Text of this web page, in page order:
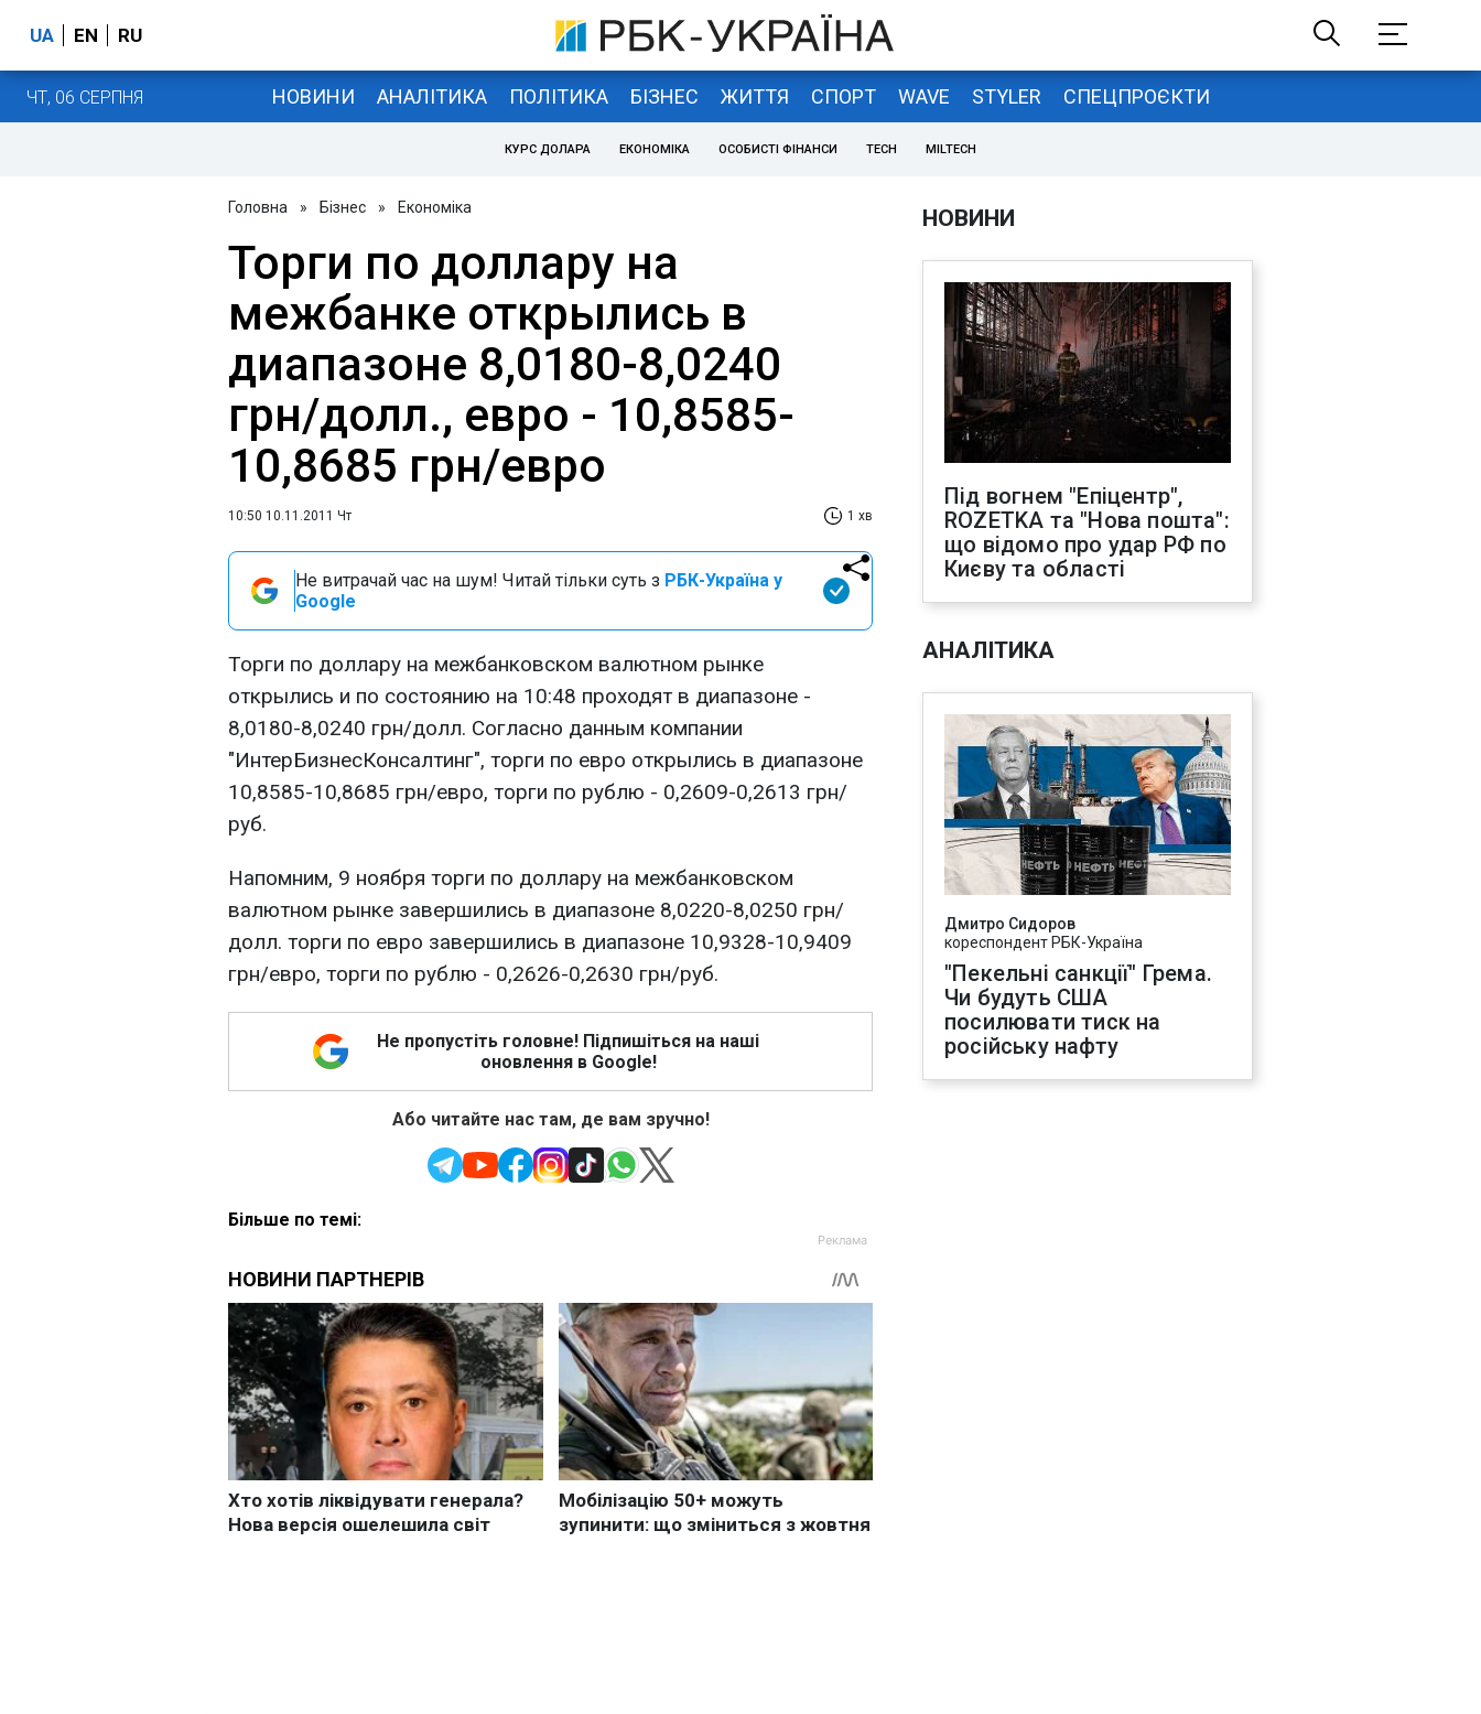
UA EN RU
ЧТ, 06 СЕРПНЯ НОВИНИ АНАЛІТИКА ПОЛІТИКА БІЗНЕС ЖИТТЯ СПОРТ WAVE STYLER СПЕЦПРОЄКТИ
КУРС ДОЛАРА ЕКОНОМІКА ОСОБИСТІ ФІНАНСИ TECH MILTECH
Головна » Бізнес » Економіка
Торги по доллару на
межбанке открылись в
диапазоне 8,0180-8,0240
грн/долл., евро - 10,8585-
10,8685 грн/евро
10:50 10.11.2011 Чт 1 хв
Не витрачай час на шум! Читай тільки суть з РБК-Україна у
Google
Торги по доллару на межбанковском валютном рынке
открылись и по состоянию на 10:48 проходят в диапазоне -
8,0180-8,0240 грн/долл. Согласно данным компании
"ИнтерБизнесКонсалтинг", торги по евро открылись в диапазоне
10,8585-10,8685 грн/евро, торги по рублю - 0,2609-0,2613 грн/
руб.
Напомним, 9 ноября торги по доллару на межбанковском
валютном рынке завершились в диапазоне 8,0220-8,0250 грн/
долл. торги по евро завершились в диапазоне 10,9328-10,9409
грн/евро, торги по рублю - 0,2626-0,2630 грн/руб.
Не пропустіть головне! Підпишіться на наші
оновлення в Google!
Або читайте нас там, де вам зручно!
Більше по темі:
НОВИНИ
Під вогнем "Епіцентр",
ROZETKA та "Нова пошта":
що відомо про удар РФ по
Києву та області
АНАЛІТИКА
Дмитро Сидоров
кореспондент РБК-Україна
"Пекельні санкції" Грема.
Чи будуть США
посилювати тиск на
російську нафту